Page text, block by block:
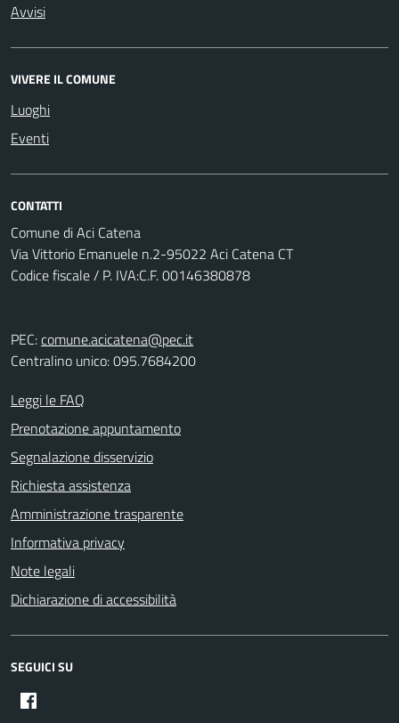
Avvisi
VIVERE IL COMUNE
Luoghi
Eventi
CONTATTI
Comune di Aci Catena
Via Vittorio Emanuele n.2-95022 Aci Catena CT
Codice fiscale / P. IVA:C.F. 00146380878
PEC:comune.acicatena@pec.it
Centralino unico: 095.7684200
Leggi le FAQ
Prenotazione appuntamento
Segnalazione disservizio
Richiesta assistenza
Amministrazione trasparente
Informativa privacy
Note legali
Dichiarazione di accessibilità
SEGUICI SU